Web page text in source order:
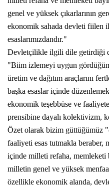
genel ve yüksek çıkarlarının
ekonomik sahada devleti fiilen
esaslarımızdandır."
Devletçilikle ilgili dile getirdiği
"Biim izlemeyi uygun
üretim ve dağıtım araçlarını
başka esaslar içinde
ekonomik teşebbüse ve
prensibine dayalı kolektivizm,
Özet olarak bizim güttüğümüz
faaliyeti esas tutmakla beraber,
içinde milleti refaha, memleketi
milletin genel ve yüksek
özellikle ekonomik alanda,